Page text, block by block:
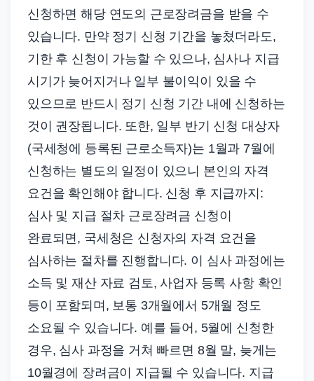
신청하면 해당 연도의 근로장려금을 받을 수
있습니다. 만약 정기 신청 기간을 놓쳤더라도,
기한 후 신청이 가능할 수 있으나, 심사나 지급
시기가 늦어지거나 일부 불이익이 있을 수
있으므로 반드시 정기 신청 기간 내에 신청하는
것이 권장됩니다. 또한, 일부 반기 신청 대상자
(국세청에 등록된 근로소득자)는 1월과 7월에
신청하는 별도의 일정이 있으니 본인의 자격
요건을 확인해야 합니다. 신청 후 지급까지:
심사 및 지급 절차 근로장려금 신청이
완료되면, 국세청은 신청자의 자격 요건을
심사하는 절차를 진행합니다. 이 심사 과정에는
소득 및 재산 자료 검토, 사업자 등록 사항 확인
등이 포함되며, 보통 3개월에서 5개월 정도
소요될 수 있습니다. 예를 들어, 5월에 신청한
경우, 심사 과정을 거쳐 빠르면 8월 말, 늦게는
10월경에 장려금이 지급될 수 있습니다. 지급